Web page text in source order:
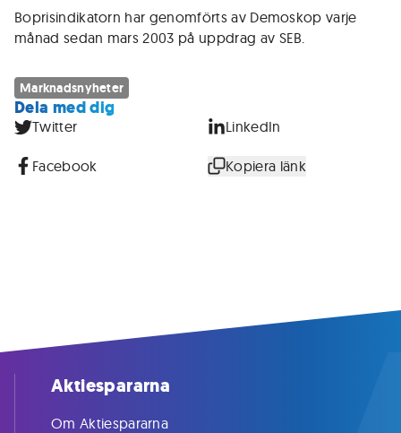
Boprisindikatorn har genomförts av Demoskop varje
månad sedan mars 2003 på uppdrag av SEB.
Marknadsnyheter
Dela med dig
Twitter LinkedIn
Facebook Kopiera länk
Aktiespararna
Om Aktiespararna